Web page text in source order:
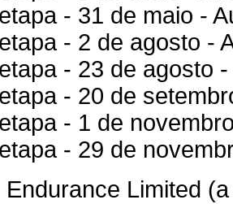
- 31 de maio -
- 2 de agosto -
- 23 de agosto
- 20 de
- 1 de
- 29 de
Endurance Limited